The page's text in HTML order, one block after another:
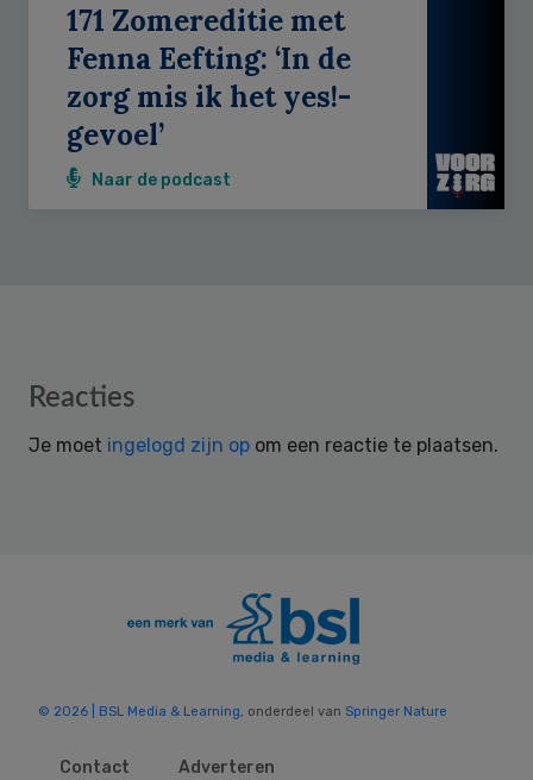
171 Zomereditie met
Fenna Eefting: ‘In de
zorg mis ik het yes!-
gevoel’
Naar de podcast
Reader
Reacties
Je moet ingelogd zijn op om een reactie te plaatsen.
© 2026 | BSL Media & Learning, onderdeel van Springer Nature
Contact Adverteren